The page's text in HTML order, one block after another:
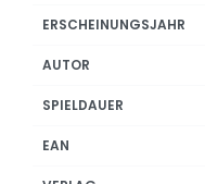
ERSCHEINUNGSJAHR
AUTOR
SPIELDAUER
EAN